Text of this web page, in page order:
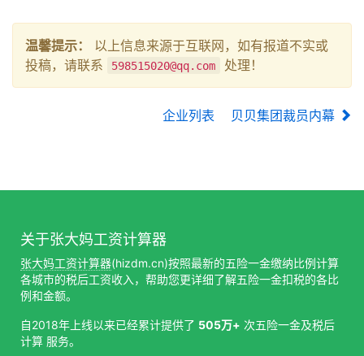
温馨提示：
以上信息来源于互联网，如有报道不实或
投稿，请联系
598515020@qq.com 处理！
企业列表 贝贝集团裁员内幕
关于张大妈工资计算器
张大妈工资计算器(hizdm.cn)按照最新的五险一金缴纳比例计算
各城市的税后工资收入，帮助您更详细了解五险一金扣税的各比
例和金额。
自2018年上线以来已经累计提供了 505万+ 次五险一金及税后
计算 服务。